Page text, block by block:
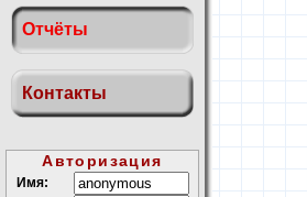
Отчёты
Контакты
Авторизация
Имя: